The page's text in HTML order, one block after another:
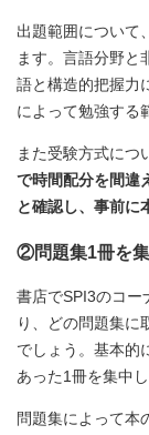
出題範囲について
ます。言語分野と
語と構造的把握力
によって勉強する
また受験方式につ
で時間配分を間違
と確認し、事前に
②問題集1冊を集
書店でSPI3のコー
り、どの問題集に
でしょう。基本的
あった1冊を集中
問題集によって本